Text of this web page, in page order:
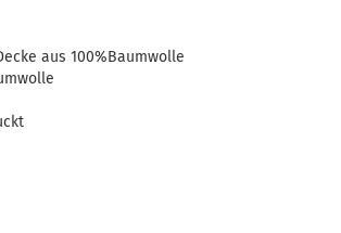
aus 100%Baumwolle